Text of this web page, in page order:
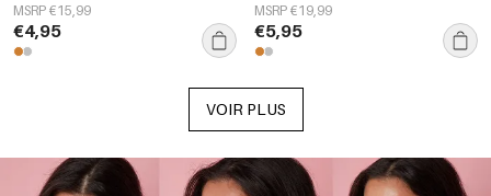
MSRP €15,99
€4,95
MSRP €19,99
€5,95
VOIR PLUS